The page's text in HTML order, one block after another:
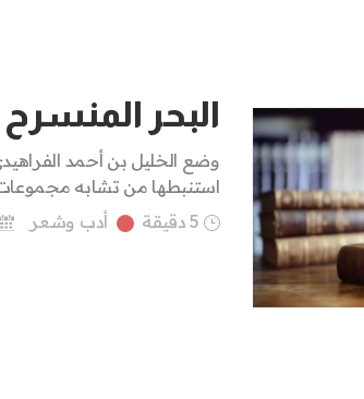
البحر
وضع الخليل بن أحمد
استنبطها من تشابه
5 دقيقة
أدب وشعر